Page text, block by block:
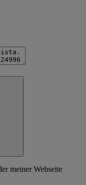
meiner Webseite